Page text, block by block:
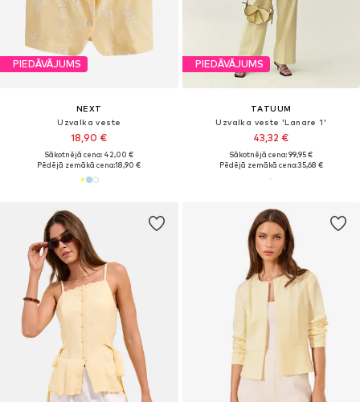
PIEDĀVĀJUMS
NEXT
Uzvalka veste
18,90 €
Sākotnējā cena: 42,00 €
Pēdējā zemākā cena:18,90 €
PIEDĀVĀJUMS
TATUUM
Uzvalka veste 'Lanare 1'
43,32 €
Sākotnējā cena: 99,95 €
Pēdējā zemākā cena:35,68 €